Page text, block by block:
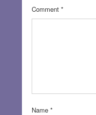
Comment *
Name *